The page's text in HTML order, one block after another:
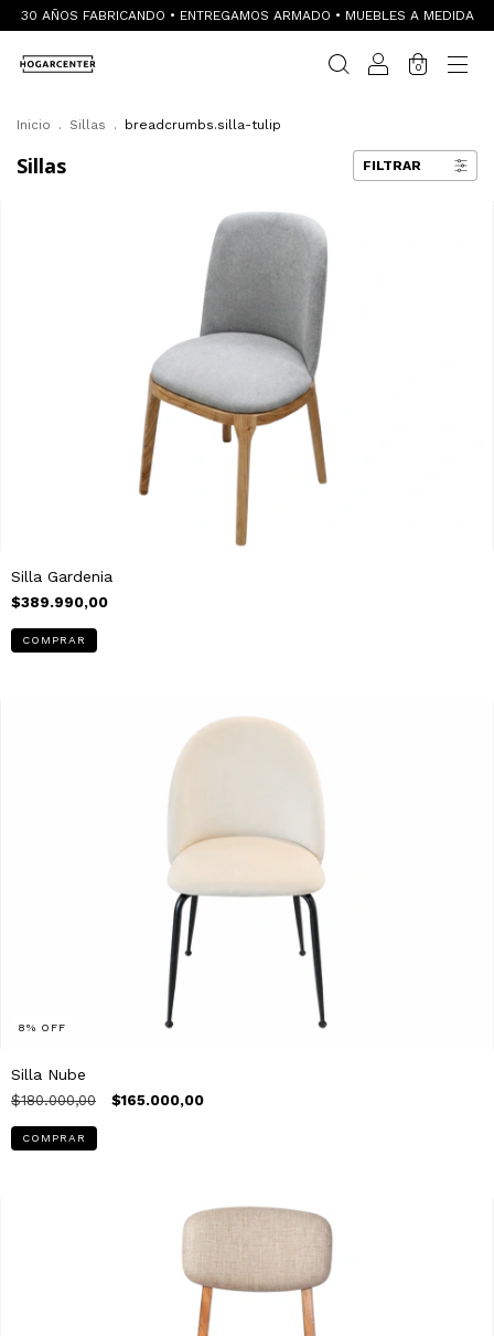
30 AÑOS FABRICANDO • ENTREGAMOS ARMADO • MUEBLES A MEDIDA
0
Inicio . Sillas . breadcrumbs.silla-tulip
Sillas FILTRAR
Silla Gardenia
$389.990,00
8% OFF
Silla Nube
$180.000,00 $165.000,00